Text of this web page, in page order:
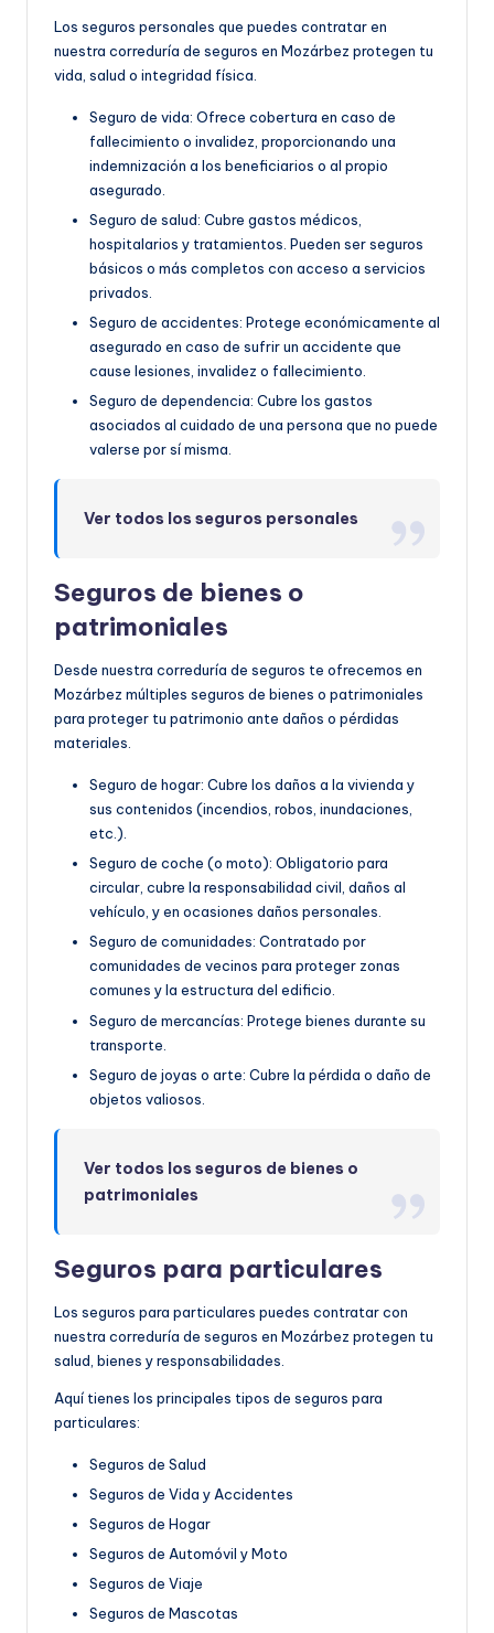
Los seguros personales que puedes contratar en
nuestra correduría de seguros en Mozárbez protegen tu
vida, salud o integridad física.
Seguro de vida: Ofrece cobertura en caso de
fallecimiento o invalidez, proporcionando una
indemnización a los beneficiarios o al propio
asegurado.
Seguro de salud: Cubre gastos médicos,
hospitalarios y tratamientos. Pueden ser seguros
básicos o más completos con acceso a servicios
privados.
Seguro de accidentes: Protege económicamente al
asegurado en caso de sufrir un accidente que
cause lesiones, invalidez o fallecimiento.
Seguro de dependencia: Cubre los gastos
asociados al cuidado de una persona que no puede
valerse por sí misma.
Ver todos los seguros personales
Seguros de bienes o
patrimoniales
Desde nuestra correduría de seguros te ofrecemos en
Mozárbez múltiples seguros de bienes o patrimoniales
para proteger tu patrimonio ante daños o pérdidas
materiales.
Seguro de hogar: Cubre los daños a la vivienda y
sus contenidos (incendios, robos, inundaciones,
etc.).
Seguro de coche (o moto): Obligatorio para
circular, cubre la responsabilidad civil, daños al
vehículo, y en ocasiones daños personales.
Seguro de comunidades: Contratado por
comunidades de vecinos para proteger zonas
comunes y la estructura del edificio.
Seguro de mercancías: Protege bienes durante su
transporte.
Seguro de joyas o arte: Cubre la pérdida o daño de
objetos valiosos.
Ver todos los seguros de bienes o
patrimoniales
Seguros para particulares
Los seguros para particulares puedes contratar con
nuestra correduría de seguros en Mozárbez protegen tu
salud, bienes y responsabilidades.
Aquí tienes los principales tipos de seguros para
particulares:
Seguros de Salud
Seguros de Vida y Accidentes
Seguros de Hogar
Seguros de Automóvil y Moto
Seguros de Viaje
Seguros de Mascotas